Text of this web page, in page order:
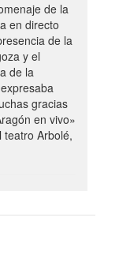
de la
en directo
de la
y el
de la
gracias
en vivo»
teatro Arbolé,